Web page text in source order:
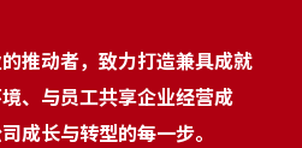
推动者，致力打造兼具成就
、与员工共享企业经营成
成长与转型的每一步。